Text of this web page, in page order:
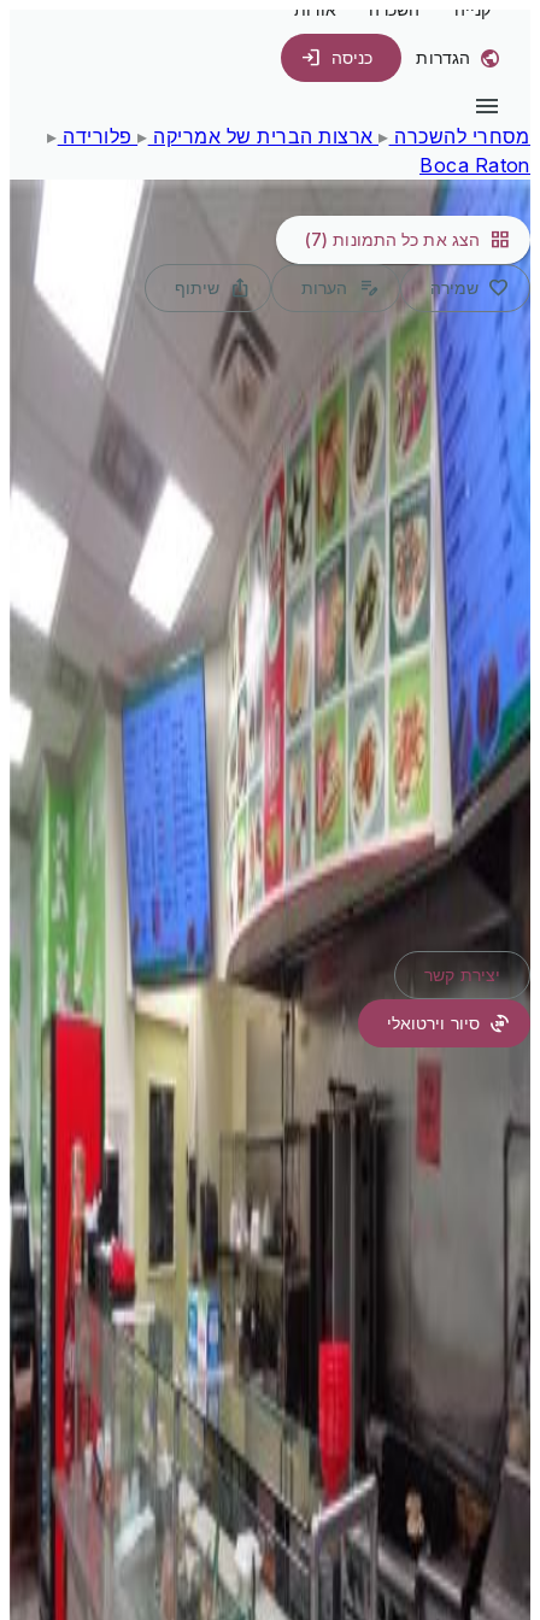
קנייה השכרה אודות
הגדרות כניסה
מסחרי להשכרה ▸ארצות הברית של אמריקה ▸פלורידה ▸
Boca Raton
1/7
הצג את כל התמונות(7)
שמירה הערות שיתוף
USD
פלורידה 33433, ארצות הברית של
אמריקה
מספר MLS F10372291
מופיע על ידי G & E Realty Group, Inc
הכנס נכס מסחרי הממוקם בכתובת 7158 N Beracasa way,
Boca Raton, פלורידה 33433, ארצות הברית של אמריקה
מוצע להשכרה.
פלורידה 33433, ארצות הברית של אמריקה מופיע
עודכן בתאריך: 8 ביולי 2025
Shelia Gasson
Compass Florida, LLC
יצירת קשר
סיור וירטואלי
תכונות הנכס
תיאור המגרש
שנת הבנייה:
הסקה מרכזית - חשמל
Great opportunity to parches a great restaurant a
money maker well establish and repeat customary
generating great income in the best location in boca
מיקום
ארצות הברית של אמריקה